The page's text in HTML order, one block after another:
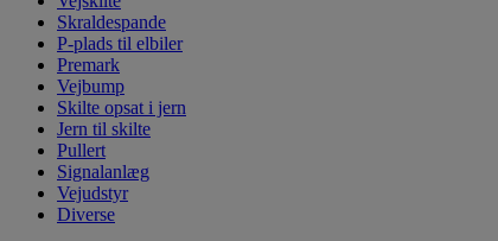
Skraldespande
P-plads til elbiler
Premark
Vejbump
Skilte opsat i jern
Jern til skilte
Pullert
Signalanlæg
Vejudstyr
Diverse